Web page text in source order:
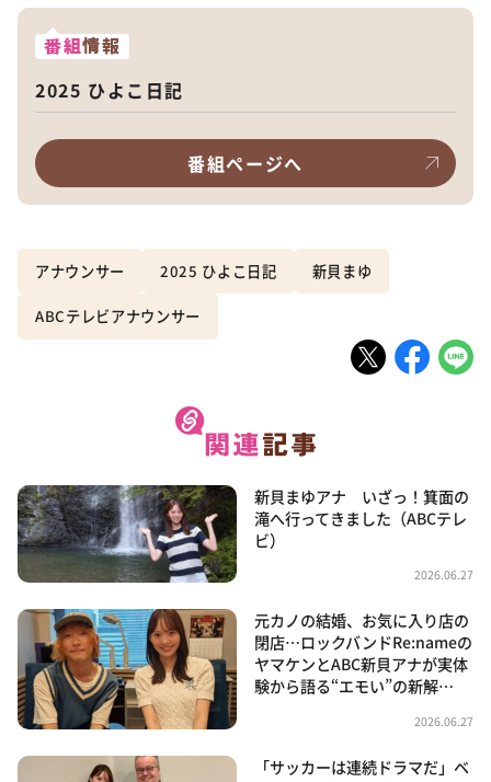
番組情報
2025 ひよこ日記
番組ページへ
アナウンサー 2025 ひよこ日記 新貝まゆ
ABCテレビアナウンサー
新貝まゆアナ いざっ！箕面の
滝へ行ってきました（ABCテレ
ビ）
2026.06.27
元カノの結婚、お気に入り店の
閉店…ロックバンドRe:nameの
ヤマケンとABC新貝アナが実体
験から語る“エモい”の新解…
2026.06.27
「サッカーは連続ドラマだ」ベ